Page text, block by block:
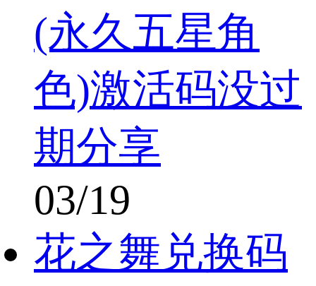
(永久五星角
色)激活码没过
期分享
03/19
花之舞兑换码